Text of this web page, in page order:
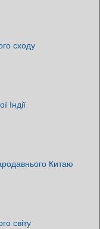
сходу
Індії
Китаю
світу